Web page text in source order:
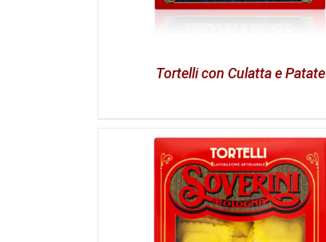
Tortelli con Culatta e Patate